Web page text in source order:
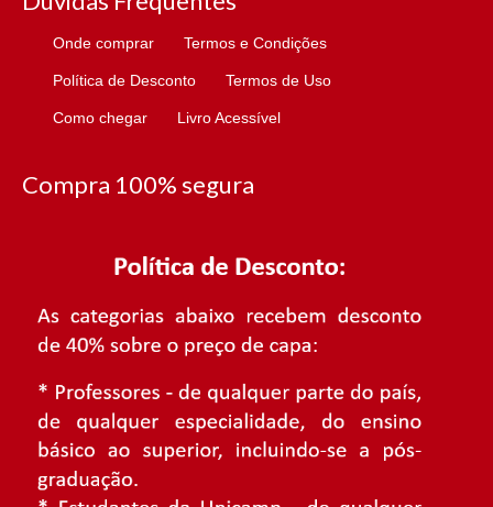
Onde comprar Termos e Condições
Política de Desconto Termos de Uso
Como chegar Livro Acessível
Compra 100% segura